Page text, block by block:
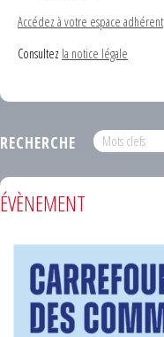
Accédez à votre espace adhérent
Consultez la notice légale
RECHERCHE
ÉVÈNEMENT